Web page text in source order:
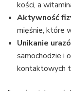
kości, a
Aktywność
mięśnie, które
Unikanie
samochodzie i
kontaktowych